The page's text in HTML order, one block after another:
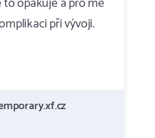
při vývoji.